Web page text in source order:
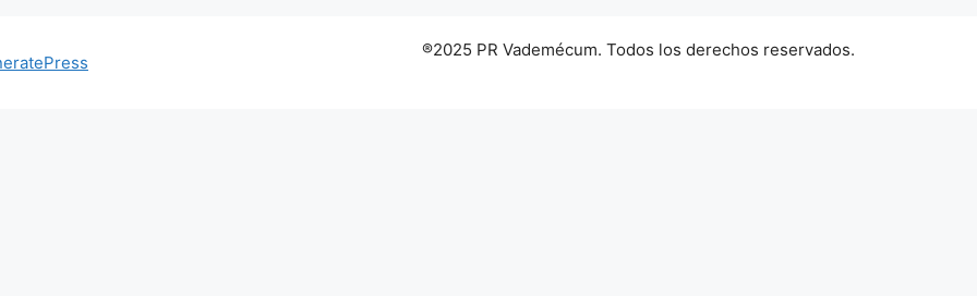
®2025 PR Vademécum. Todos los derechos reservados.